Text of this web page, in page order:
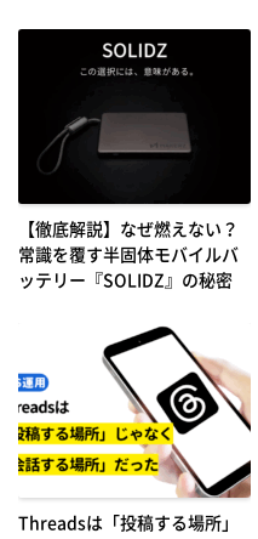
【徹底解説】なぜ燃えない？
常識を覆す半固体モバイルバ
ッテリー『SOLIDZ』の秘密
Threadsは「投稿する場所」